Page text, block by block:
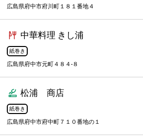
広島県府中市府川町１８１番地４
中華料理 きし浦
紙巻き
広島県府中市元町４８４-８
松浦 商店
紙巻き
広島県府中市府中町７１０番地の１